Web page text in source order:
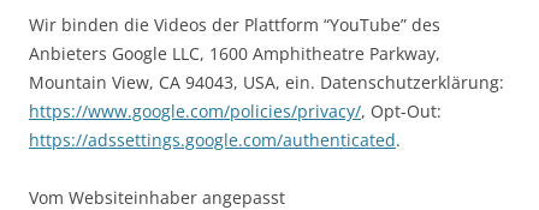
Wir binden die Videos der Plattform “YouTube” des
Anbieters Google LLC, 1600 Amphitheatre Parkway,
Mountain View, CA 94043, USA, ein. Datenschutzerklärung:
https://www.google.com/policies/privacy/, Opt-Out:
https://adssettings.google.com/authenticated.
Vom Websiteinhaber angepasst